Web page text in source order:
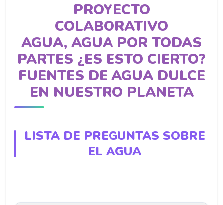
PROYECTO
COLABORATIVO
AGUA, AGUA POR TODAS
PARTES ¿ES ESTO CIERTO?
FUENTES DE AGUA DULCE
EN NUESTRO PLANETA
LISTA DE PREGUNTAS SOBRE
EL AGUA